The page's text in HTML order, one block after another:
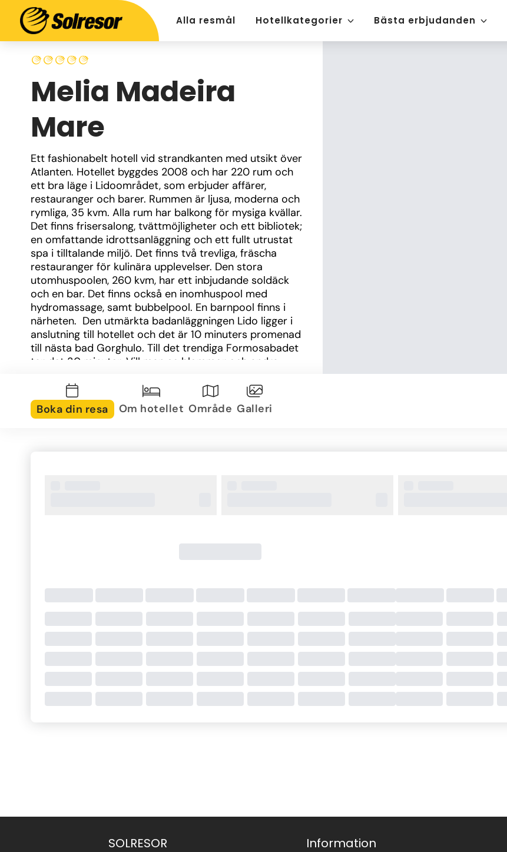
Alla resmål Hotellkategorier Bästa erbjudanden
Melia Madeira
Mare
Ett fashionabelt hotell vid strandkanten med utsikt över
Atlanten. Hotellet byggdes 2008 och har 220 rum och
ett bra läge i Lidoområdet, som erbjuder affärer,
restauranger och barer. Rummen är ljusa, moderna och
rymliga, 35 kvm. Alla rum har balkong för mysiga kvällar.
Det finns frisersalong, tvättmöjligheter och ett bibliotek;
en omfattande idrottsanläggning och ett fullt utrustat
spa i tilltalande miljö. Det finns två trevliga, fräscha
restauranger för kulinära upplevelser. Den stora
utomhuspoolen, 260 kvm, har ett inbjudande soldäck
och en bar. Det finns också en inomhuspool med
hydromassage, samt bubbelpool. En barnpool finns i
närheten.  Den utmärkta badanläggningen Lido ligger i
anslutning till hotellet och det är 10 minuters promenad
till nästa bad Gorghulo. Till det trendiga Formosabadet
tar det 30 minuter. Vill man se blommor och andra
erbjuds flera aktiviteter t.ex. snorkling och vindsurfing.
Busshållplatsen ligger precis vid hotellet annars kan
man promenera till Funchals historiska centrum. Det tar
Boka din resa Om hotellet Område Galleri
SOLRESOR Information